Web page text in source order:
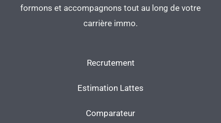
formons et accompagnons tout au long de votre
carrière immo.
Recrutement
Estimation Lattes
Comparateur